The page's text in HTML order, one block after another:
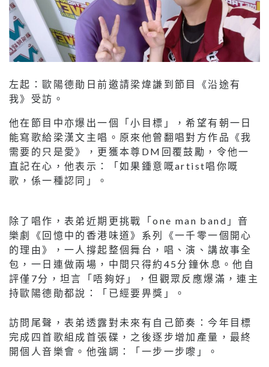
左起：歐陽德勛日前邀請梁煒謙到節目《沿途有
我》受訪。
他在節目中亦爆出一個「小目標」，希望有朝一日
能寫歌給梁漢文主唱。原來他曾翻唱對方作品《我
需要的只是愛》，更獲本尊DM回覆鼓勵，令他一
直記在心，他表示：「如果鍾意嘅artist唱你嘅
歌，係一種認同」。
除了唱作，表弟近期更挑戰「one man band」音
樂劇《回憶中的香港味道》系列《一千零一個開心
的理由》，一人撐起整個舞台，唱、演、講故事全
包，一日連做兩場，中間只得約45分鐘休息。他自
評僅7分，坦言「唔夠好」，但觀眾反應爆滿，連主
持歐陽德勛都說：「已經要畀獎」。
訪問尾聲，表弟透露對未來有自己節奏：今年目標
完成四首歌組成首張碟，之後逐步增加產量，最終
開個人音樂會。他強調：「一步一步嚟」。